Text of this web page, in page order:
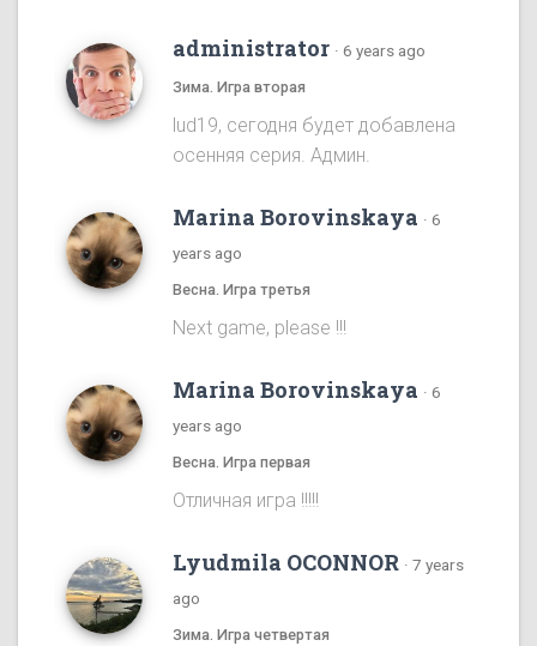
administrator · 6 years ago
Зима. Игра вторая
lud19, сегодня будет добавлена
осенняя серия. Админ.
Marina Borovinskaya · 6
years ago
Весна. Игра третья
Next game, please !!!
Marina Borovinskaya · 6
years ago
Весна. Игра первая
Отличная игра !!!!!
Lyudmila OCONNOR · 7 years
ago
Зима. Игра четвертая